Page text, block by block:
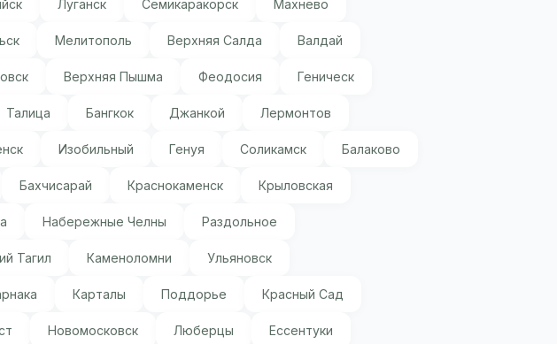
Луганск Семикаракорск Махнёво
Мелитополь Верхняя Салда Валдай
Верхняя Пышма Феодосия Геническ
Талица Бангкок Джанкой Лермонтов
Изобильный Генуя Соликамск Балаково
Бахчисарай Краснокаменск Крыловская
Набережные Челны Раздольное
Тагил Каменоломни Ульяновск
Карталы Поддорье Красный Сад
Новомосковск Люберцы Ессентуки